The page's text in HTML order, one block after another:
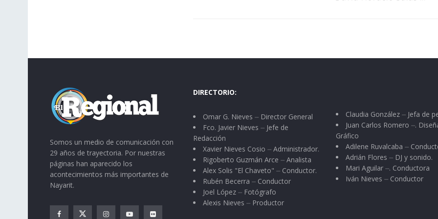
Somos un medio de comunicación con
29 años de trayectoria. Por nuestras
páginas han aparecido los
acontecimientos más importantes de
Nayarit.
DIRECTORIO:
Omar G. Nieves ⏤ Director General
Fco. Javier Nieves ⏤ Jefe de
Redacción
Xavier Nieves Cosio ⏤ Administrador.
Rigoberto Guzmán Arce ⏤ Analista
Alex Solis "El Chaveto" ⏤ Conductor.
Rubén Becerra ⏤ Conductor
Joel López ⏤ Fotógrafo
Alexis Nieves ⏤ Productor
Claudia González ⏤ Jefa de
Juan Carlos Romero ⏤.
Gráfico
Adilene Ruvalcaba ⏤
Adrián Flores ⏤ DJ y sonido.
Mari Aguilar ⏤. Conductora
Iván Nieves ⏤ Conductor